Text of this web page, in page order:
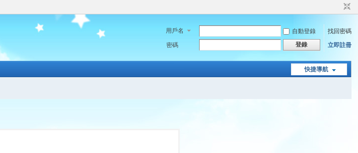
用戶名 自動登錄
找回密碼
密碼
登錄 立即註冊
快捷導航